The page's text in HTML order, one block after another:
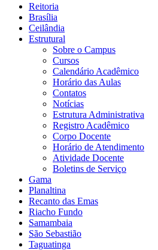
Reitoria
Brasília
Ceilândia
Estrutural
Sobre o Campus
Cursos
Calendário Acadêmico
Horário das Aulas
Contatos
Notícias
Estrutura Administrativa
Registro Acadêmico
Corpo Docente
Horário de Atendimento
Atividade Docente
Boletins de Serviço
Gama
Planaltina
Recanto das Emas
Riacho Fundo
Samambaia
São Sebastião
Taguatinga